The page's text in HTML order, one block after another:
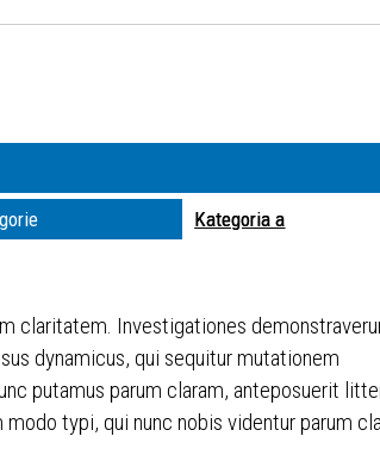
Kategoria a
claritatem. Investigationes
dynamicus, qui sequitur mutationem
putamus parum claram, anteposuerit
typi, qui nunc nobis videntur parum